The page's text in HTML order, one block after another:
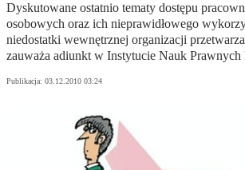
Dyskutowane ostatnio tematy dostępu
osobowych oraz ich nieprawidłowego
niedostatki wewnętrznej organizacji
zauważa adiunkt w Instytucie Nauk Prawnych
Publikacja: 03.12.2010 03:24